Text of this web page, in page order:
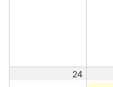
24